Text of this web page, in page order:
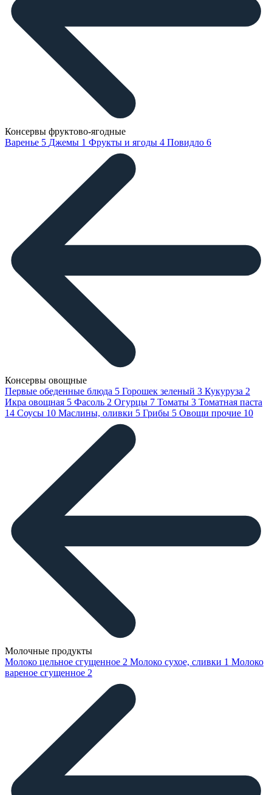
Консервы фруктово-ягодные
Варенье 5 Джемы 1 Фрукты и ягоды 4 Повидло 6
Консервы овощные
Первые обеденные блюда 5 Горошек зеленый 3 Кукуруза 2
Икра овощная 5 Фасоль 2 Огурцы 7 Томаты 3 Томатная паста
14 Соусы 10 Маслины, оливки 5 Грибы 5 Овощи прочие 10
Молочные продукты
Молоко цельное сгущенное 2 Молоко сухое, сливки 1 Молоко
вареное сгущенное 2